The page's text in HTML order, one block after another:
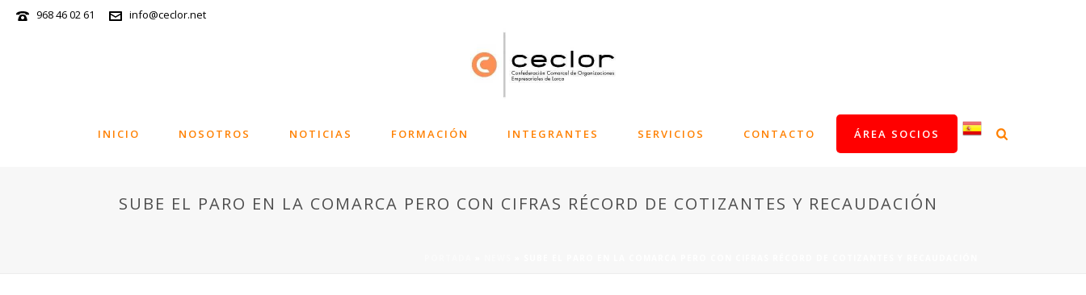
968 46 02 61 info@ceclor.net
INICIO NOSOTROS NOTICIAS FORMACIÓN INTEGRANTES SERVICIOS CONTACTO ÁREA SOCIOS
SUBE EL PARO EN LA COMARCA PERO CON CIFRAS RÉCORD DE COTIZANTES Y RECAUDACIÓN